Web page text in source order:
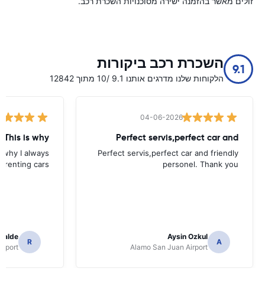
9.1 השכרת רכב ביקורות
הלקוחות שלנו מדרגים אותנו 9.1 /10 מתוך 12842
04-06-2026
Perfect servis,perfect car and
Perfect servis,perfect car and friendly
personel. Thank you
A
Aysin Ozkul
Alamo San Juan Airport
This is why
I always
cars.
R